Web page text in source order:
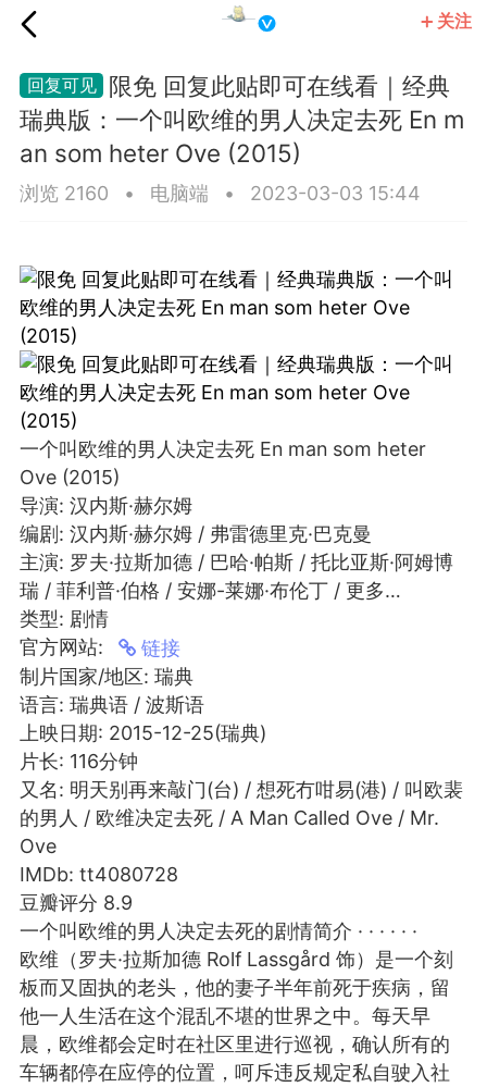
关注
连接创作者与粉丝的会员制平台
のVIP赞助 主用于小王子出版社国创漫画发
动物呼吁保护联盟Panda.FM官网使用
感谢支持
审核内容 目前关闭普通用户发帖功能
潮牌 SADBOY®️
0 欢迎来到芭比世界！ ​​​
限免 回复此贴即可在线看｜经典
瑞典版：一个叫欧维的男人决定去死 En m
an som heter Ove (2015)
浏览 2160 • 电脑端 • 2023-03-03 15:44
一个叫欧维的男人决定去死 En man som heter
Ove (2015)
导演: 汉内斯·赫尔姆
编剧: 汉内斯·赫尔姆 / 弗雷德里克·巴克曼
主演: 罗夫·拉斯加德 / 巴哈·帕斯 / 托比亚斯·阿姆博
瑞 / 菲利普·伯格 / 安娜-莱娜·布伦丁 / 更多…
类型: 剧情
官方网站:
链接
制片国家/地区: 瑞典
语言: 瑞典语 / 波斯语
上映日期: 2015-12-25(瑞典)
片长: 116分钟
又名: 明天别再来敲门(台) / 想死冇咁易(港) / 叫欧裴
的男人 / 欧维决定去死 / A Man Called Ove / Mr.
Ove
IMDb: tt4080728
豆瓣评分 8.9
一个叫欧维的男人决定去死的剧情简介 · · · · · ·
欧维（罗夫·拉斯加德 Rolf Lassgård 饰）是一个刻
板而又固执的老头，他的妻子半年前死于疾病，留
他一人生活在这个混乱不堪的世界之中。每天早
晨，欧维都会定时在社区里进行巡视，确认所有的
车辆都停在应停的位置，呵斥违反规定私自驶入社